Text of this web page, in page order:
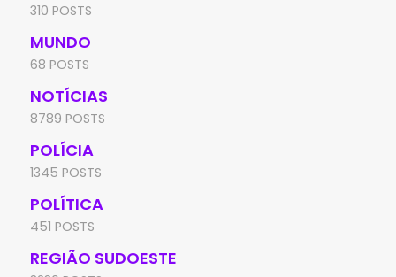
310 POSTS
MUNDO
68 POSTS
NOTÍCIAS
8789 POSTS
POLÍCIA
1345 POSTS
POLÍTICA
451 POSTS
REGIÃO SUDOESTE